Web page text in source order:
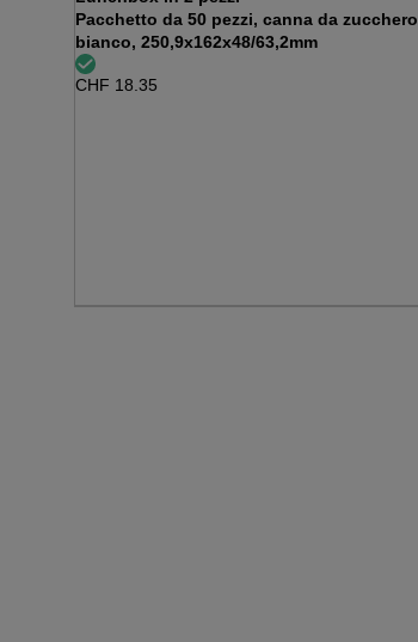
Pacchetto da 50 pezzi, canna da zucchero
bianco, 250,9x162x48/63,2mm
CHF 18.35